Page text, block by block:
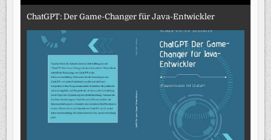
ChatGPT: Der Game-Changer für Java-Entwickler